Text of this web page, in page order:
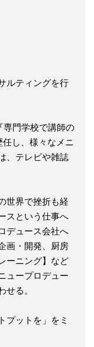
ルティングを行
専門学校で講師の
し、様々なメニ
、テレビや雑誌
世界で挫折も経
スという仕事へ
デュース会社へ
画・開発、厨房
ーニング】など
ュープロデュー
る。
プットを」をミ